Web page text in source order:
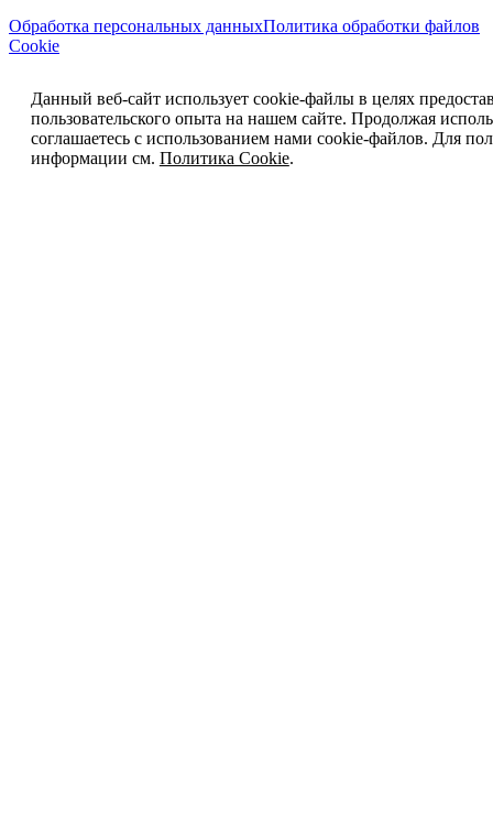
Обработка персональных данныхПолитика обработки файлов
Cookie
Данный веб-сайт использует cookie-файлы в целях
пользовательского опыта на нашем сайте. Продолжая
соглашаетесь с использованием нами cookie-файлов. Для
информации см. Политика Cookie.